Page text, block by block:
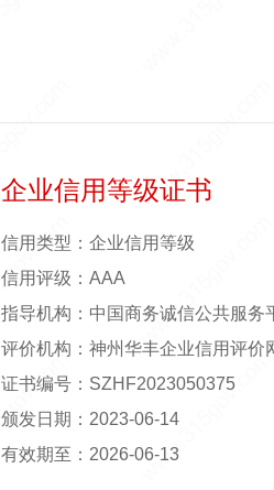
企业信用等级证书
信用类型：企业信用等级
信用评级：AAA
指导机构：中国商务诚信公共服务
评价机构：神州华丰企业信用评价
证书编号：SZHF2023050375
颁发日期：2023-06-14
有效期至：2026-06-13